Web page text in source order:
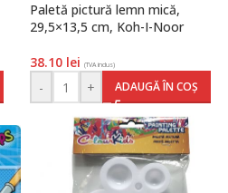
Paletă pictură lemn mică,
29,5×13,5 cm, Koh-I-Noor
38.10 lei (TVA inclus)
- + ADAUGĂ ÎN COȘ